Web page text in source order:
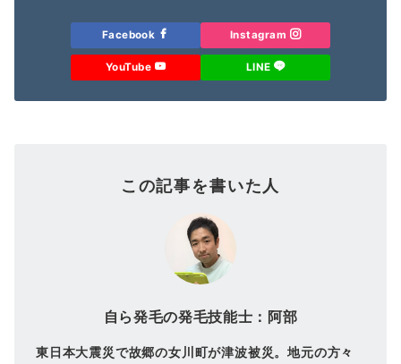
Facebook Instagram
YouTube LINE
この記事を書いた人
自ら発毛の発毛技能士：阿部
東日本大震災で故郷の女川町が津波被災。地元の方々